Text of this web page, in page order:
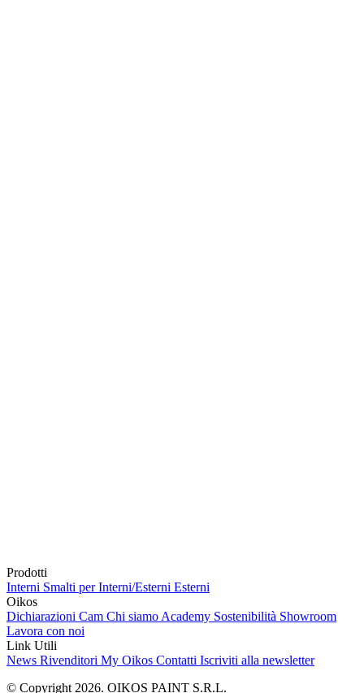
Prodotti
Interni Smalti per Interni/Esterni Esterni
Oikos
Dichiarazioni Cam Chi siamo Academy Sostenibilità Showroom
Lavora con noi
Link Utili
News Rivenditori My Oikos Contatti Iscriviti alla newsletter
© Copyright 2026. OIKOS PAINT S.R.L.